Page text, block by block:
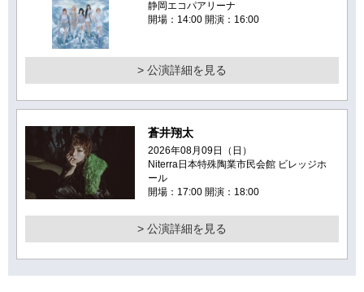
静岡エコパアリーナ
開場：14:00 開演：16:00
> 公演詳細を見る
蒼井翔太
2026年08月09日（日）
Niterra日本特殊陶業市民会館 ビレッジホ
ール
開場：17:00 開演：18:00
> 公演詳細を見る